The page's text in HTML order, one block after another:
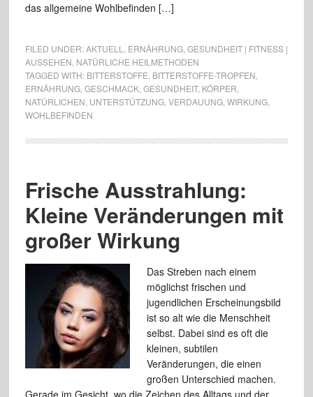
das allgemeine Wohlbefinden […]
FILED UNDER:AKTUELL ERNÄHRUNG, GESUNDHEIT | FITNESS |
AUSSEHEN NATÜRLICHE HEILMETHODEN
TAGGED WITH: BITTERSTOFFE BITTERSTOFFE-TROPFEN
ERNÄHRUNG, GESCHMACK, GESUNDHEIT, KÖRPER
NATÜRLICHEN UNTERSTÜTZUNG, VERDAUUNG, WIRKUNG,
WOHLBEFINDEN
Frische Ausstrahlung:
Kleine Veränderungen mit
großer Wirkung
Das Streben nach einem
möglichst frischen und
jugendlichen Erscheinungsbild
ist so alt wie die Menschheit
selbst. Dabei sind es oft die
kleinen, subtilen
Veränderungen, die einen
großen Unterschied machen.
Gerade im Gesicht, wo die Zeichen des Alltags und der